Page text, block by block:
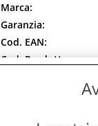
Marca:
Garanzia:
Cod. EAN:
Cod. Produttore:
MUU MUU ACHUU.
ama mangiare i